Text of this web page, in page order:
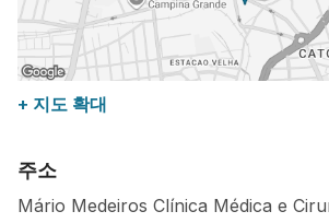
+ 지도 확대
주소
Mário Medeiros Clínica Médica e